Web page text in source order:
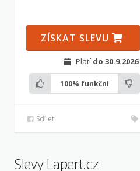
ZÍSKAT SLEVU
Platí do 30.9.2026!
100% funkční
Sdílet
Slevy Lapert.cz